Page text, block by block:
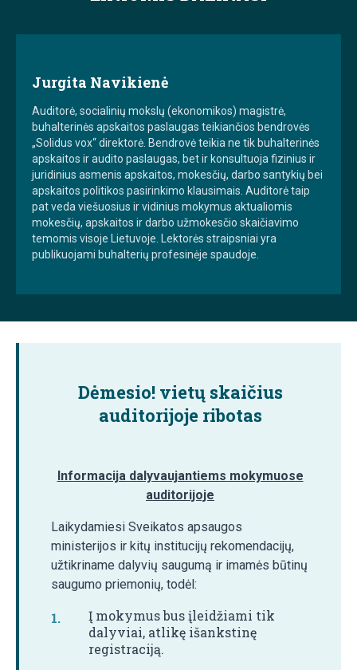
Jurgita Navikienė
Auditorė, socialinių mokslų (ekonomikos) magistrė,
buhalterinės apskaitos paslaugas teikiančios bendrovės
„Solidus vox“ direktorė. Bendrovė teikia ne tik buhalterinės
apskaitos ir audito paslaugas, bet ir konsultuoja fizinius ir
juridinius asmenis apskaitos, mokesčių, darbo santykių bei
apskaitos politikos pasirinkimo klausimais. Auditorė taip
pat veda viešuosius ir vidinius mokymus aktualiomis
mokesčių, apskaitos ir darbo užmokesčio skaičiavimo
temomis visoje Lietuvoje. Lektorės straipsniai yra
publikuojami buhalterių profesinėje spaudoje.
Dėmesio! vietų skaičius
auditorijoje ribotas
Informacija dalyvaujantiems mokymuose
auditorijoje
Laikydamiesi Sveikatos apsaugos
ministerijos ir kitų institucijų rekomendacijų,
užtikriname dalyvių saugumą ir imamės būtinų
saugumo priemonių, todėl:
Į mokymus bus įleidžiami tik
dalyviai, atlikę išankstinę
registraciją.